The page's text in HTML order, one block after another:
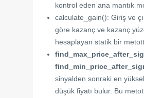
kontrol eden ana mantık
calculate_gain(): Giriş ve
göre kazanç ve kazanç
hesaplayan statik bir
sinyalden sonraki en
düşük fiyatı bulur. Bu